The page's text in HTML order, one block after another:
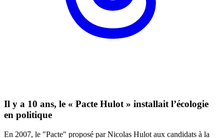
Il y a 10 ans, le « Pacte Hulot » installait l’écologie
en politique
En 2007, le "Pacte" proposé par Nicolas Hulot aux candidats à la